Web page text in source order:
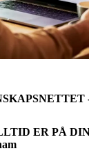
ER PÅ